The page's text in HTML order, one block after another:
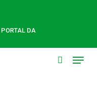
PORTAL DA
Menu